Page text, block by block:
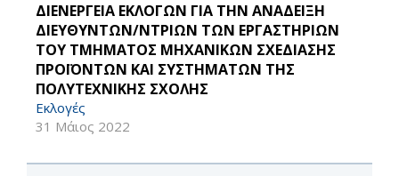
ΔΙΕΝΕΡΓΕΙΑ ΕΚΛΟΓΩΝ ΓΙΑ ΤΗΝ ΑΝΑΔΕΙΞΗ
ΔΙΕΥΘΥΝΤΩΝ/ΝΤΡΙΩΝ ΤΩΝ ΕΡΓΑΣΤΗΡΙΩΝ
ΤΟΥ ΤΜΗΜΑΤΟΣ ΜΗΧΑΝΙΚΩΝ ΣΧΕΔΙΑΣΗΣ
ΠΡΟΪΟΝΤΩΝ ΚΑΙ ΣΥΣΤΗΜΑΤΩΝ ΤΗΣ
ΠΟΛΥΤΕΧΝΙΚΗΣ ΣΧΟΛΗΣ
Εκλογές
31 Μάιος 2022